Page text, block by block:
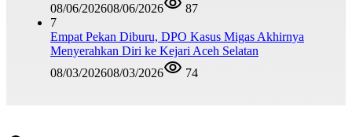
08/06/202608/06/2026
87
7
Empat Pekan Diburu, DPO Kasus Migas Akhirnya
Menyerahkan Diri ke Kejari Aceh Selatan
08/03/202608/03/2026 74